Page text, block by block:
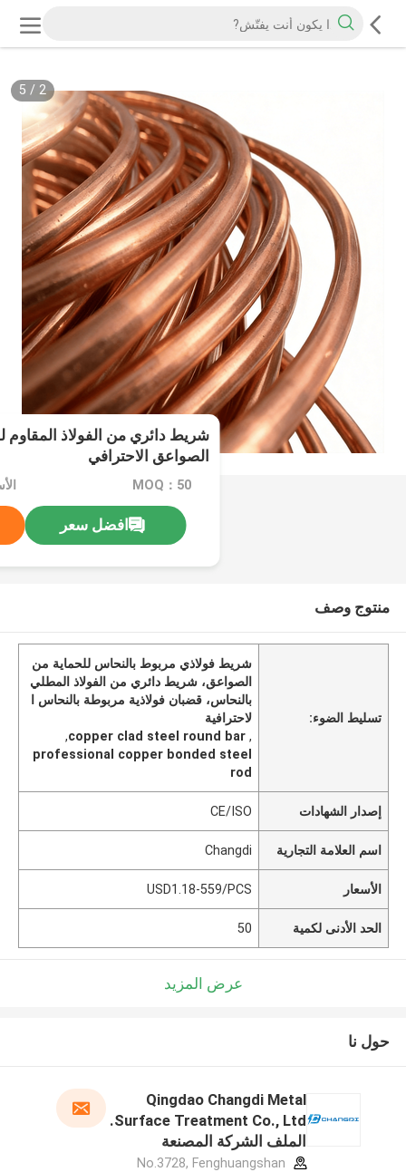
2
/
5
شريط دائري من الفولاذ المقاوم
الصواعق الاحترافي
MOQ：50
افضل سعر
منتوج وصف
تسليط الضوء:
شريط فولاذي مربوط بالنحاس للحماية من
الصواعق، شريط دائري من الفولاذ المطلي
بالنحاس، قضبان فولاذية مربوطة بالنحاس ا
لاحترافية
,
copper clad steel round bar
,
professional copper bonded steel
rod
إصدار الشهادات CE/ISO
اسم العلامة التجارية Changdi
الأسعار USD1.18-559/PCS
الحد الأدنى لكمية 50
عرض المزيد
حول نا
Qingdao Changdi Metal
Surface Treatment Co., Ltd.
الملف الشركة المصنعة
No.3728, Fenghuangshan